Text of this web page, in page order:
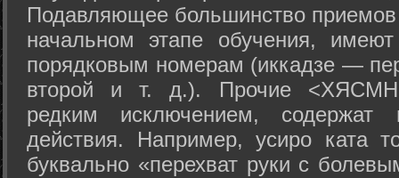
Подавляющее большинство
начальном этапе обучения,
порядковым номерам (иккадзе —
второй и т. д.). Прочие
редким исключением, содержат
действия. Например, усиро ката
буквально «перехват руки с